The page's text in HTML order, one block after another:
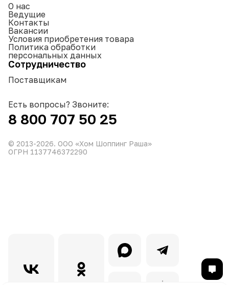
О нас
Ведущие
Контакты
Вакансии
Условия приобретения товара
Политика обработки
персональных данных
Сотрудничество
Поставщикам
Есть вопросы? Звоните:
8 800 707 50 25
© 2013-2026. ООО «Хом Шоппинг Раша»
ОГРН 1137746372290